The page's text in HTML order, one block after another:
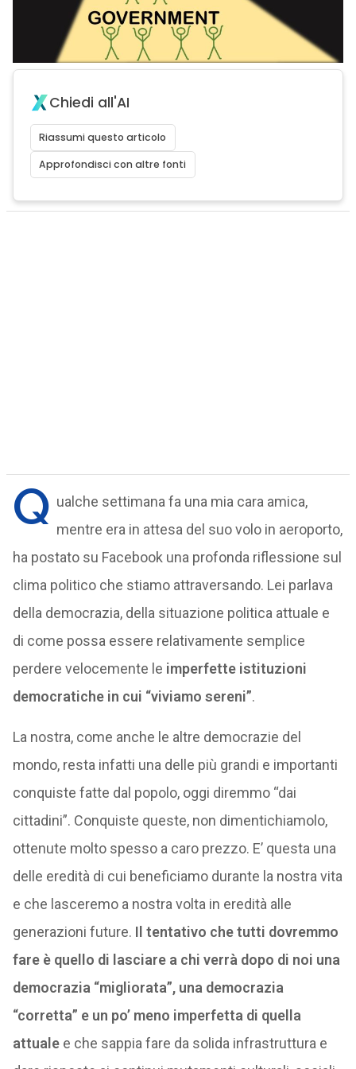
Chiedi all'AI
Riassumi questo articolo
Approfondisci con altre fonti
Q ualche settimana fa una mia cara amica,
mentre era in attesa del suo volo in aeroporto,
ha postato su Facebook una profonda riflessione sul
clima politico che stiamo attraversando. Lei parlava
della democrazia, della situazione politica attuale e
di come possa essere relativamente semplice
perdere velocemente le imperfette istituzioni
democratiche in cui “viviamo sereni”.
La nostra, come anche le altre democrazie del
mondo, resta infatti una delle più grandi e importanti
conquiste fatte dal popolo, oggi diremmo “dai
cittadini”. Conquiste queste, non dimentichiamolo,
ottenute molto spesso a caro prezzo. E’ questa una
delle eredità di cui beneficiamo durante la nostra vita
e che lasceremo a nostra volta in eredità alle
generazioni future. Il tentativo che tutti dovremmo
fare è quello di lasciare a chi verrà dopo di noi una
democrazia “migliorata”, una democrazia
“corretta” e un po’ meno imperfetta di quella
attualee che sappia fare da solida infrastruttura e